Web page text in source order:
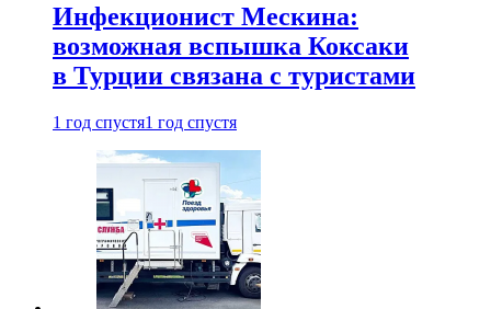
Инфекционист Мескина:
возможная вспышка Коксаки
в Турции связана с туристами
1 год спустя1 год спустя